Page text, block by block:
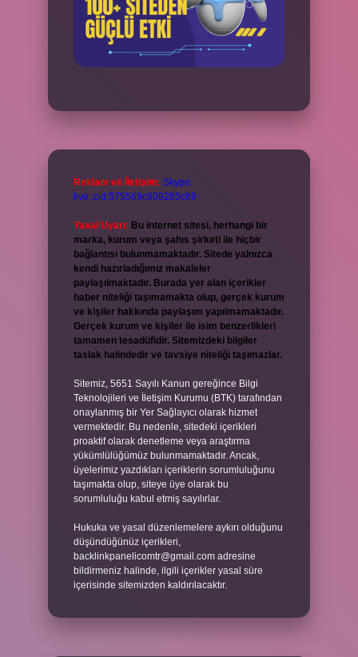
Reklam ve İletişim: Skype:
live:.cid.575569c608265c69
Yasal Uyarı: Bu internet sitesi, herhangi bir
marka, kurum veya şahıs şirketi ile hiçbir
bağlantısı bulunmamaktadır. Sitede yalnızca
kendi hazırladığımız makaleler
paylaşılmaktadır. Burada yer alan içerikler
haber niteliği taşımamakta olup, gerçek kurum
ve kişiler hakkında paylaşım yapılmamaktadır.
Gerçek kurum ve kişiler ile isim benzerlikleri
tamamen tesadüfidir. Sitemizdeki bilgiler
taslak halindedir ve tavsiye niteliği taşımazlar.
Sitemiz, 5651 Sayılı Kanun gereğince Bilgi
Teknolojileri ve İletişim Kurumu (BTK) tarafından
onaylanmış bir Yer Sağlayıcı olarak hizmet
vermektedir. Bu nedenle, sitedeki içerikleri
proaktif olarak denetleme veya araştırma
yükümlülüğümüz bulunmamaktadır. Ancak,
üyelerimiz yazdıkları içeriklerin sorumluluğunu
taşımakta olup, siteye üye olarak bu
sorumluluğu kabul etmiş sayılırlar.
Hukuka ve yasal düzenlemelere aykırı olduğunu
düşündüğünüz içerikleri,
backlinkpanelicomtr@gmail.com adresine
bildirmeniz halinde, ilgili içerikler yasal süre
içerisinde sitemizden kaldırılacaktır.